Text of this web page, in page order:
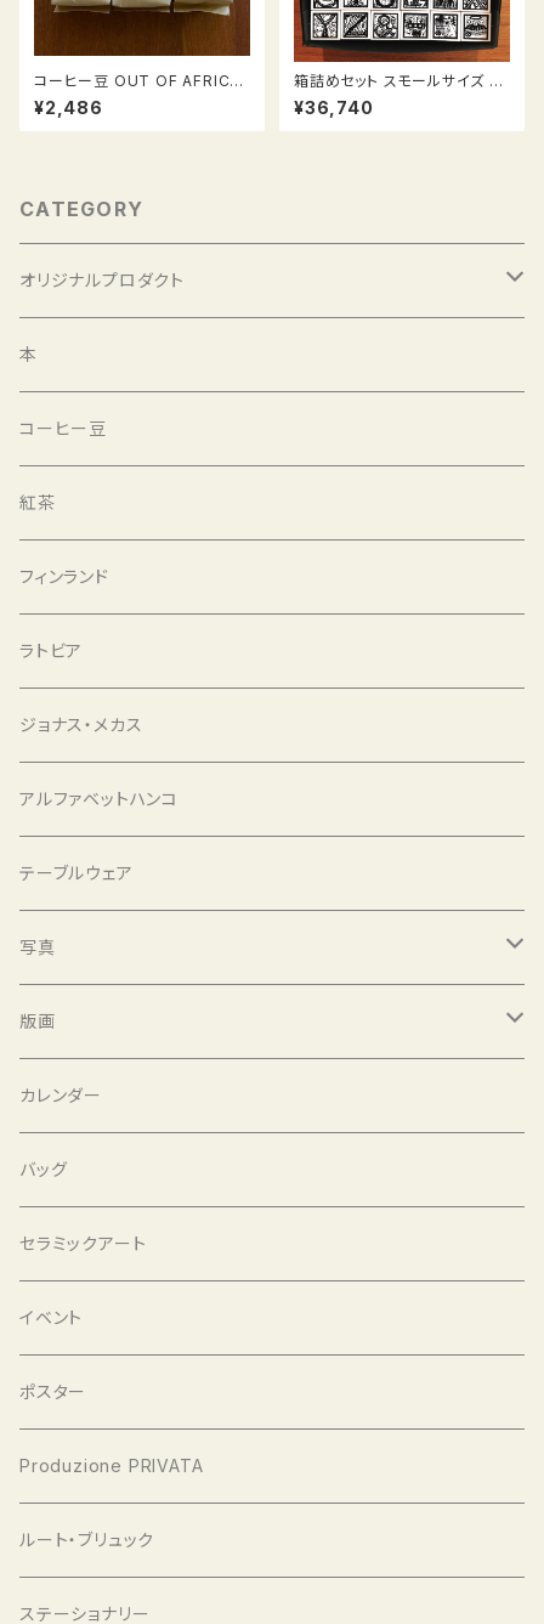
コーヒー豆 OUT OF AFRICA
200g & mirror mirror 100g
¥2,486
箱詰めセット スモールサイズ ア
ルファベットハンコ
¥36,740
CATEGORY
オリジナルプロダクト
選書と豆
選書と紅茶
バッグ
アルファベットハンコ
コーヒー豆
本
コーヒー豆
紅茶
フィンランド
ラトビア
ジョナス・メカス
アルファベットハンコ
テーブルウェア
写真
泊昭雄 Akio Tomari STILL LIFE
かくたみほ mirror mirror
版画
小井田由貴
沙羅
カレンダー
バッグ
セラミックアート
イベント
ポスター
Produzione PRIVATA
ルート・ブリュック
ステーショナリー